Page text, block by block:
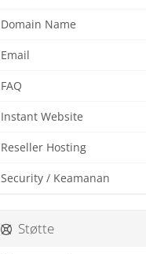
Domain Name
Email
FAQ
Instant Website
Reseller Hosting
Security / Keamanan
Støtte